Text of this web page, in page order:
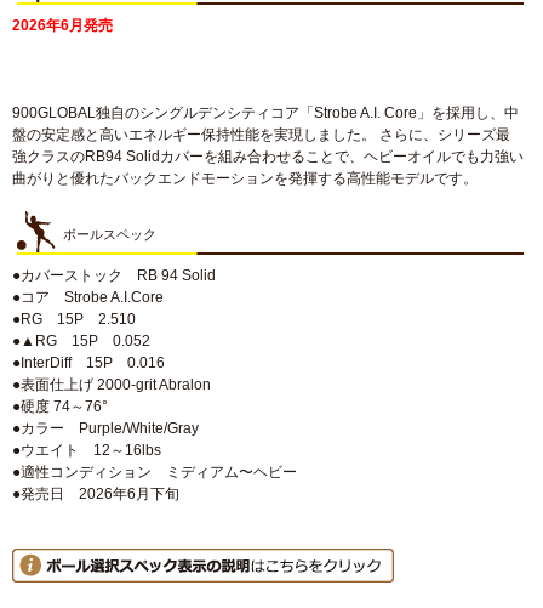
2026年6月発売
900GLOBAL独自のシングルデンシティコア「Strobe A.I. Core」を採用し、中
盤の安定感と高いエネルギー保持性能を実現しました。 さらに、シリーズ最
強クラスのRB94 Solidカバーを組み合わせることで、ヘビーオイルでも力強い
曲がりと優れたバックエンドモーションを発揮する高性能モデルです。
ボールスペック
●カバーストック RB 94 Solid
●コア Strobe A.I.Core
●RG 15P 2.510
●▲RG 15P 0.052
●InterDiff 15P 0.016
●表面仕上げ 2000-grit Abralon
●硬度 74～76°
●カラー Purple/White/Gray
●ウエイト 12～16lbs
●適性コンディション ミディアム〜ヘビー
●発売日 2026年6月下旬